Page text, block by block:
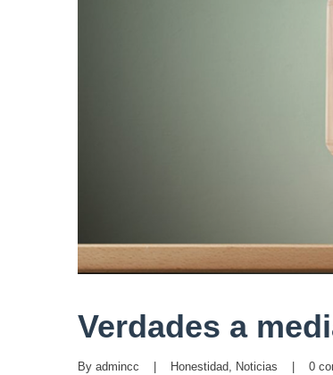
Verdades a
By admincc Honestidad, Noticias 0